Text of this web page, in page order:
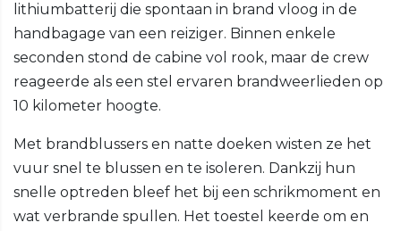
lithiumbatterij die spontaan in brand vloog in de
handbagage van een reiziger. Binnen enkele
seconden stond de cabine vol rook, maar de crew
reageerde als een stel ervaren brandweerlieden op
10 kilometer hoogte.
Met brandblussers en natte doeken wisten ze het
vuur snel te blussen en te isoleren. Dankzij hun
snelle optreden bleef het bij een schrikmoment en
wat verbrande spullen. Het toestel keerde om en